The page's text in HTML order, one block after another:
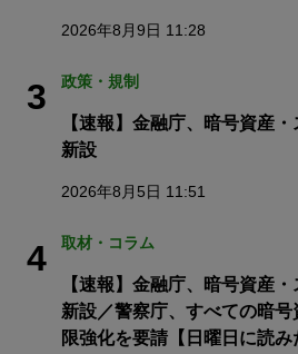
2026年8月9日 11:28
3 政策・規制
【速報】金融庁、暗号資産
新設
2026年8月5日 11:51
4 取材・コラム
【速報】金融庁、暗号資産
新設／警察庁、すべての暗
限強化を要請【日曜日に読み